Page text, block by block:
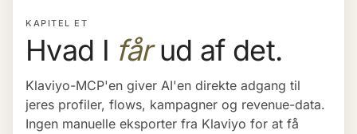
KAPITEL ET
Hvad I fårud af det.
Klaviyo-MCP'en giver AI'en direkte adgang til
jeres profiler, flows, kampagner og revenue-data.
Ingen manuelle eksporter fra Klaviyo for at få